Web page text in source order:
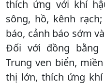
thích ứng với khí
sông, hồ, kênh
báo, cảnh báo sớm
Đối với đồng bằng
Trung ven biển,
thị lớn, thích ứng